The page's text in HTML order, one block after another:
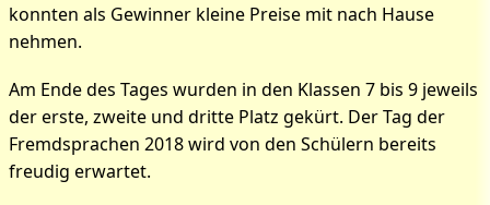
konnten als Gewinner kleine Preise mit nach Hause
nehmen.
Am Ende des Tages wurden in den Klassen 7 bis 9 jeweils
der erste, zweite und dritte Platz gekürt. Der Tag der
Fremdsprachen 2018 wird von den Schülern bereits
freudig erwartet.